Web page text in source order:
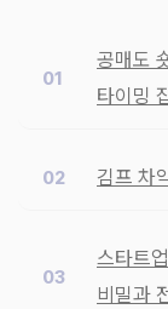
공매도
타이밍
김프 차
스타트
비밀과